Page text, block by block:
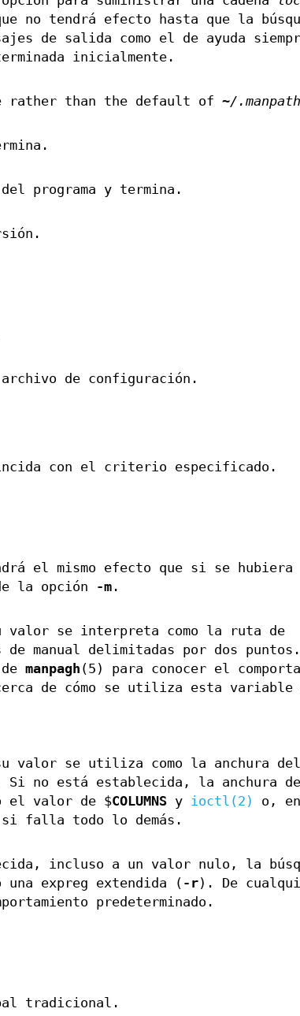
no tendrá efecto hasta que la
de salida como el de ayuda
inicialmente.
rather than the default of ~/.manpath
programa y termina.
de configuración.
con el criterio especificado.
el mismo efecto que si se hubiera
la opción
-m.
valor se interpreta como la ruta de
de manual delimitadas por dos puntos.
manpagh (5) para conocer el
de cómo se utiliza esta variable
valor se utiliza como la anchura del
no está establecida, la anchura
el valor de $COLUMNSy ioctl(2)
o,
si falla todo lo demás.
incluso a un valor nulo, la
una expreg extendida ( -r). De
predeterminado.
tradicional.